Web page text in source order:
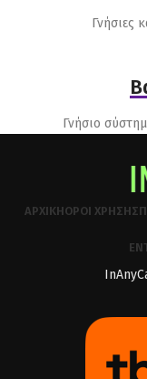
Γνήσιες
Γνήσιο
ΑΡΧΙΚΉΌΡΟΙ ΧΡΉΣΗΣ